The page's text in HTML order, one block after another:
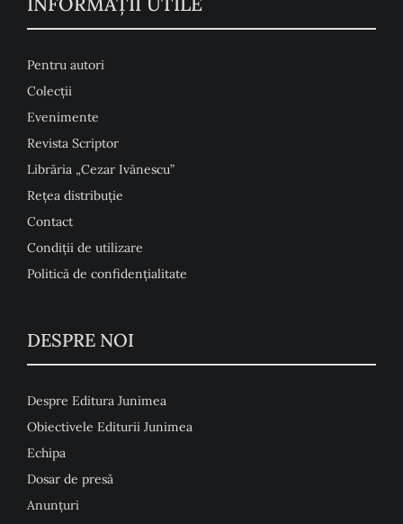
Pentru autori
Colecţii
Evenimente
Revista Scriptor
Librăria „Cezar Ivănescu”
Rețea distribuție
Contact
Condiţii de utilizare
Politică de confidențialitate
DESPRE NOI
Despre Editura Junimea
Obiectivele Editurii Junimea
Echipa
Dosar de presă
Anunţuri